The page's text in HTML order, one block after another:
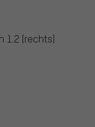
1.2 (rechts)